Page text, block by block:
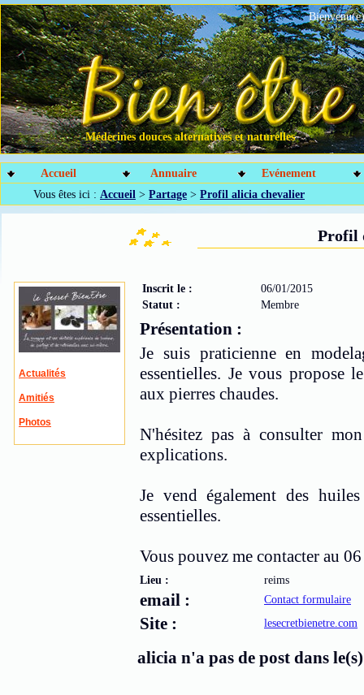
Médecines douces alternatives et naturelles
Accueil Annuaire
Evénement
Vous êtes ici : Accueil > Partage > Profil alicia chevalier
Profil
Actualités
Amitiés
Photos
Inscrit le :
06/01/2015
Statut :
Membre
Présentation :
Je suis praticienne en
essentielles. Je vous propose
aux pierres chaudes.
N'hésitez pas à consulter
explications.
Je vend également des
essentielles.
Vous pouvez me contacter au
Lieu : reims
email : Contact formulaire
Site : lesecretbienetre.com
alicia n'a pas de post dans